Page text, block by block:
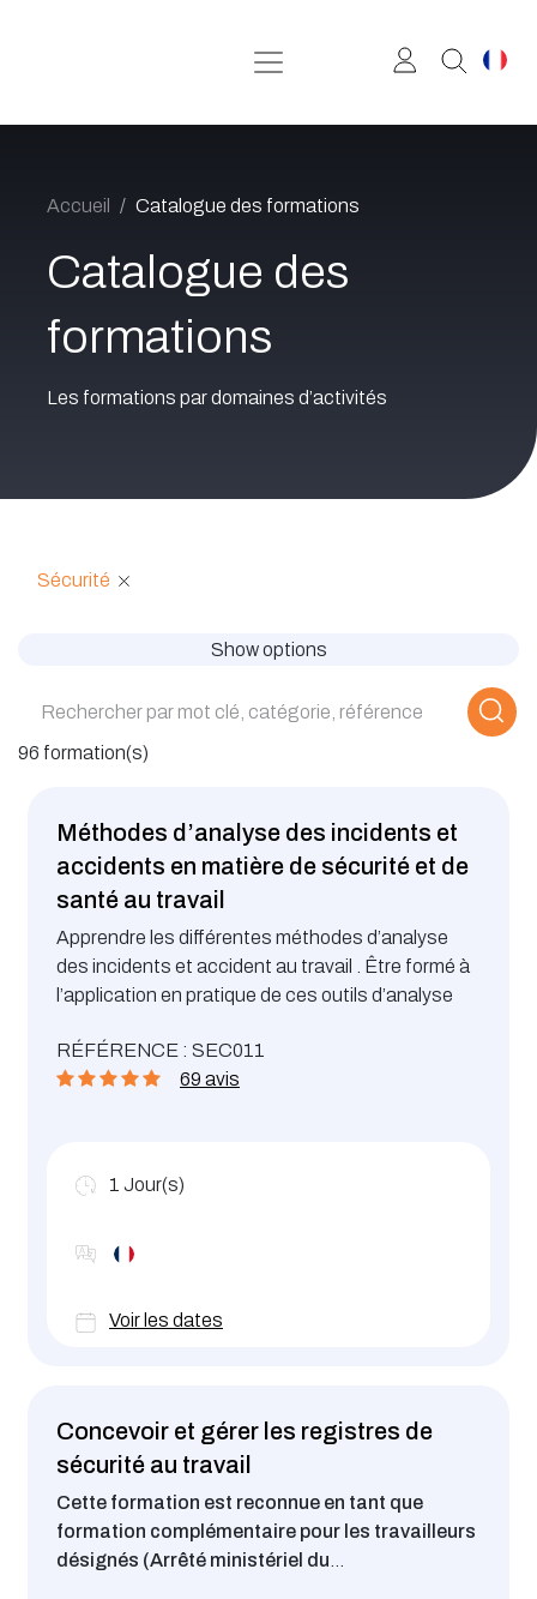
Accueil Catalogue des formations
Catalogue des
formations
Les formations par domaines d’activités
Sécurité
Show options
96 formation(s)
Méthodes d’analyse des incidents et
accidents en matière de sécurité et de
santé au travail
Apprendre les différentes méthodes d’analyse
des incidents et accident au travail . Être formé à
l’application en pratique de ces outils d’analyse
RÉFÉRENCE : SEC011
69 avis
1 Jour(s)
Voir les dates
Concevoir et gérer les registres de
sécurité au travail
Cette formation est reconnue en tant que
formation complémentaire pour les travailleurs
désignés (Arrêté ministériel du